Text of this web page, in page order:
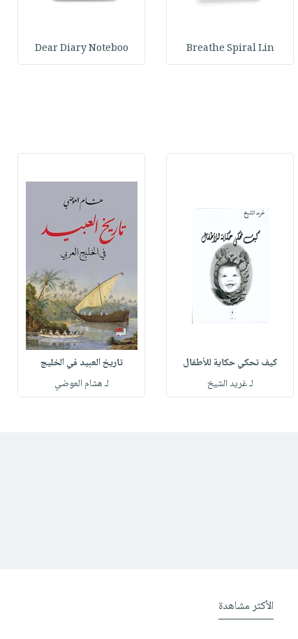
Breathe Spiral Lin
Dear Diary Noteboo
كيف تحكي حكاية للأطفال
لـ غريد الشيخ
تاريخ العبيد في الخليج
لـ هشام العوضي
الأكثر مشاهدة